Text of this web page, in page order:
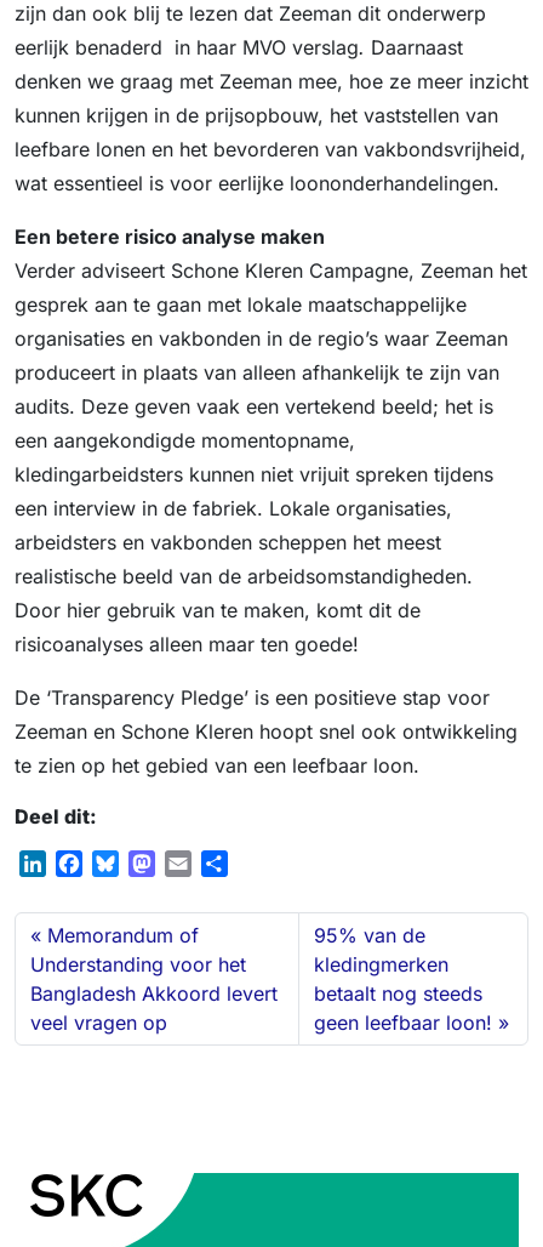
zijn dan ook blij te lezen dat Zeeman dit onderwerp
eerlijk benaderd in haar MVO verslag. Daarnaast
denken we graag met Zeeman mee, hoe ze meer inzicht
kunnen krijgen in de prijsopbouw, het vaststellen van
leefbare lonen en het bevorderen van vakbondsvrijheid,
wat essentieel is voor eerlijke loononderhandelingen.
Een betere risico analyse maken
Verder adviseert Schone Kleren Campagne, Zeeman het
gesprek aan te gaan met lokale maatschappelijke
organisaties en vakbonden in de regio’s waar Zeeman
produceert in plaats van alleen afhankelijk te zijn van
audits. Deze geven vaak een vertekend beeld; het is
een aangekondigde momentopname,
kledingarbeidsters kunnen niet vrijuit spreken tijdens
een interview in de fabriek. Lokale organisaties,
arbeidsters en vakbonden scheppen het meest
realistische beeld van de arbeidsomstandigheden.
Door hier gebruik van te maken, komt dit de
risicoanalyses alleen maar ten goede!
De ‘Transparency Pledge’ is een positieve stap voor
Zeeman en Schone Kleren hoopt snel ook ontwikkeling
te zien op het gebied van een leefbaar loon.
Deel dit:
n
k
e
d
I
n
c
e
b
o
o
k
u
e
s
k
y
M
s
t
o
d
o
n
a
i
l
a
e
Memorandum of
Understanding voor het
Bangladesh Akkoord levert
veel vragen op
95% van de
kledingmerken
betaalt nog steeds
geen leefbaar loon!